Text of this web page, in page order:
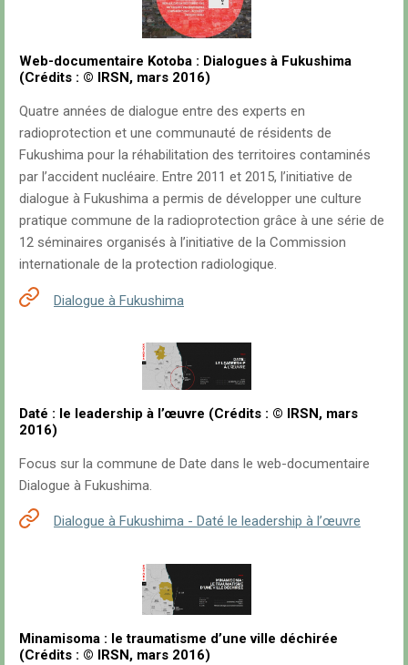
Web-documentaire Kotoba : Dialogues à Fukushima
(Crédits : © IRSN, mars 2016)
Quatre années de dialogue entre des experts en
radioprotection et une communauté de résidents de
Fukushima pour la réhabilitation des territoires contaminés
par l’accident nucléaire. Entre 2011 et 2015, l’initiative de
dialogue à Fukushima a permis de développer une culture
pratique commune de la radioprotection grâce à une série de
12 séminaires organisés à l’initiative de la Commission
internationale de la protection radiologique.
Dialogue à Fukushima
Daté : le leadership à l’œuvre (Crédits : © IRSN, mars
2016)
Focus sur la commune de Date dans le web-documentaire
Dialogue à Fukushima.
Dialogue à Fukushima - Daté le leadership à l’œuvre
Minamisoma : le traumatisme d’une ville déchirée
(Crédits : © IRSN, mars 2016)